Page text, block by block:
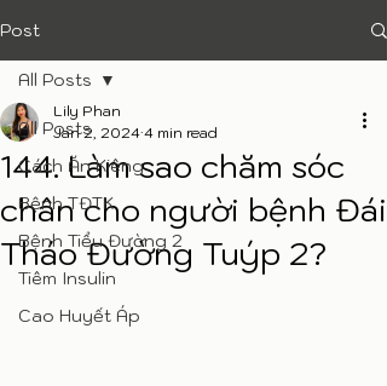
Post
All Posts
Cách Ăn Kiêng
Bệnh TĐTK
Bệnh Tiểu Đường 2
Tiêm Insulin
Cao Huyết Áp
All Posts
144. Làm sao chăm sóc
chân cho người bệnh Đái
Tháo Đường Tuýp 2?
Lily Phan
Jan 2, 2024 4 min read